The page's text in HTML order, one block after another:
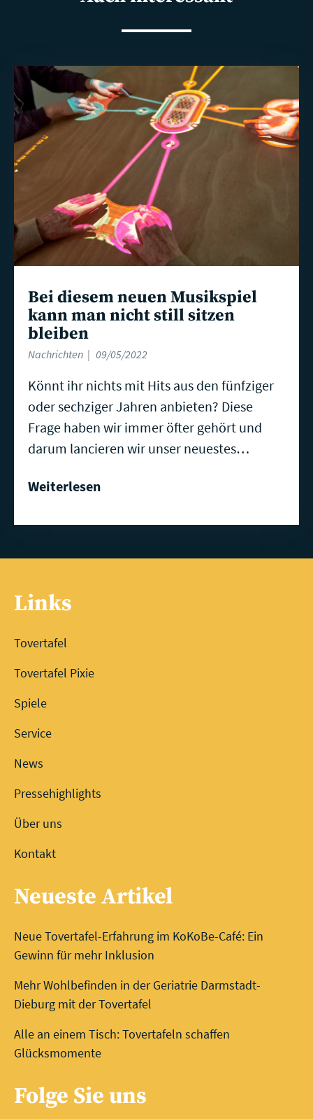
Bei diesem neuen Musikspiel
kann man nicht still sitzen
bleiben
Nachrichten 09/05/2022
Könnt ihr nichts mit Hits aus den fünfziger
oder sechziger Jahren anbieten? Diese
Frage haben wir immer öfter gehört und
darum lancieren wir unser neuestes…
Weiterlesen
Weiterlesen
Links
Tovertafel
Tovertafel Pixie
Spiele
Service
News
Pressehighlights
Über uns
Kontakt
Neueste Artikel
Neue Tovertafel-Erfahrung im KoKoBe-Café: Ein
Gewinn für mehr Inklusion
Mehr Wohlbefinden in der Geriatrie Darmstadt-
Dieburg mit der Tovertafel
Alle an einem Tisch: Tovertafeln schaffen
Glücksmomente
Folge Sie uns